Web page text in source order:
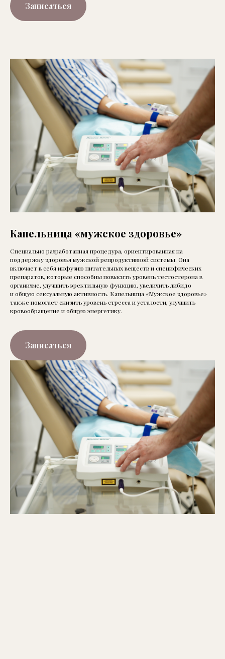
Записаться
Капельница «мужское здоровье»
Специально разработанная процедура, ориентированная на
поддержку здоровья мужской репродуктивной системы. Она
включает в себя инфузию питательных веществ и специфических
препаратов, которые способны повысить уровень тестостерона в
организме, улучшить эректильную функцию, увеличить либидо
и общую сексуальную активность. Капельница «Мужское здоровье»
также помогает снизить уровень стресса и усталости, улучшить
кровообращение и общую энергетику.
Записаться